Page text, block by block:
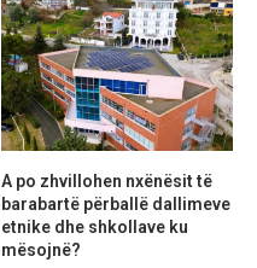
A po zhvillohen nxënësit të
barabartë përballë dallimeve
etnike dhe shkollave ku
mësojnë?